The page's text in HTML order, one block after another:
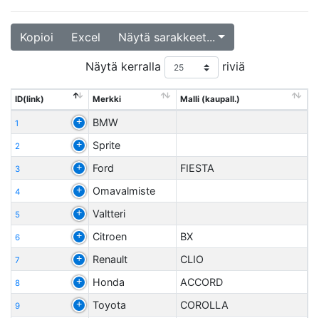
Kopioi Excel Näytä sarakkeet...
Näytä kerralla riviä
ID(link) Merkki Malli (kaupall.)
1 BMW
2 Sprite
3 Ford FIESTA
4 Omavalmiste
5 Valtteri
6 Citroen BX
7 Renault CLIO
8 Honda ACCORD
9 Toyota COROLLA